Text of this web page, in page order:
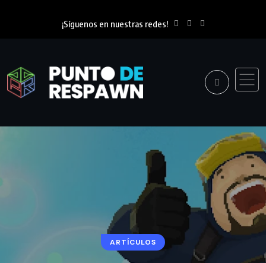
¡Síguenos en nuestras redes!
ARTÍCULOS